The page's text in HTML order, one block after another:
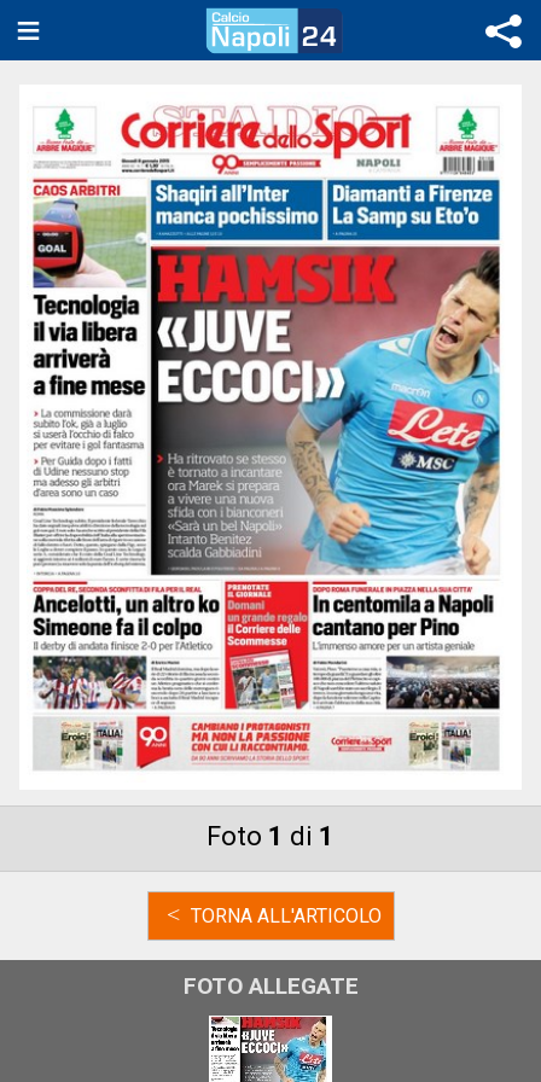
Foto 1 di 1
< TORNA ALL'ARTICOLO
FOTO ALLEGATE